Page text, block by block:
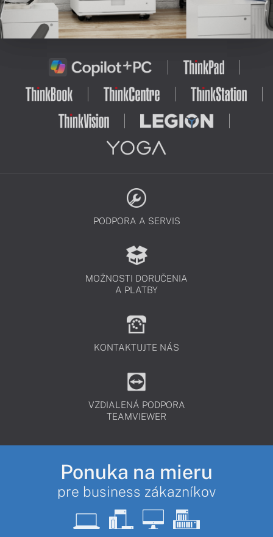
PODPORA A SERVIS
MOŽNOSTI DORUČENIA
A PLATBY
KONTAKTUJTE NÁS
VZDIALENÁ PODPORA
TEAMVIEWER
Ponuka na mieru
pre business zákazníkov